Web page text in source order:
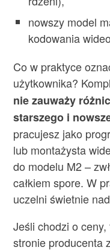
nowszy model
kodowania
Co w praktyce
użytkownika?
nie zauważy
starszego i
pracujesz jako
lub montażysta
do modelu M2 –
całkiem spore. W
uczelni świetnie
Jeśli chodzi o
stronie producenta